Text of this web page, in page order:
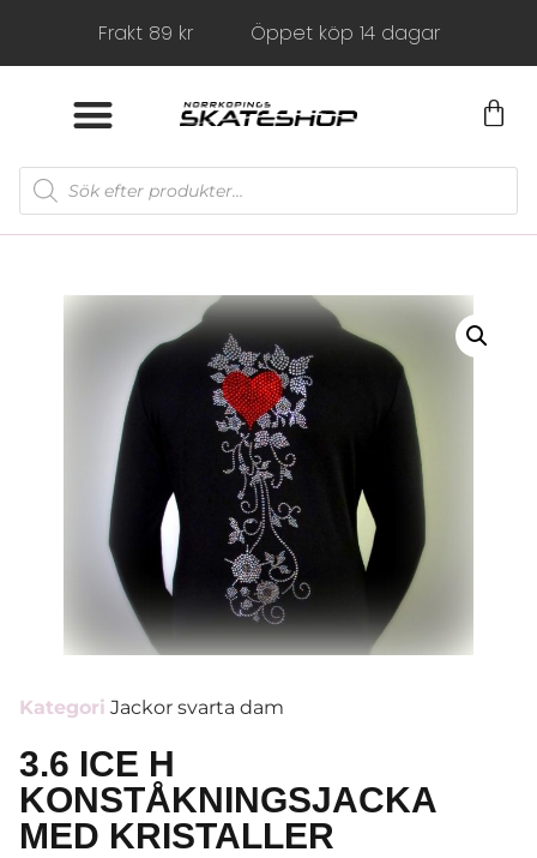
Frakt 89 kr Öppet köp 14 dagar
Kategori Jackor svarta dam
3.6 ICE H
KONSTÅKNINGSJACKA
MED KRISTALLER